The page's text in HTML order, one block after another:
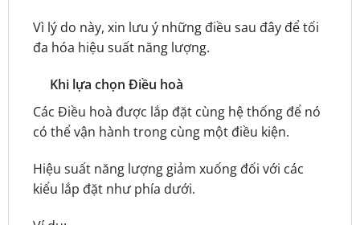
Vì lý do này, xin lưu ý những điều sau đây để tối
đa hóa hiệu suất năng lượng.
Khi lựa chọn Điều hoà
Các Điều hoà được lắp đặt cùng hệ thống để nó
có thể vận hành trong cùng một điều kiện.
Hiệu suất năng lượng giảm xuống đối với các
kiểu lắp đặt như phía dưới.